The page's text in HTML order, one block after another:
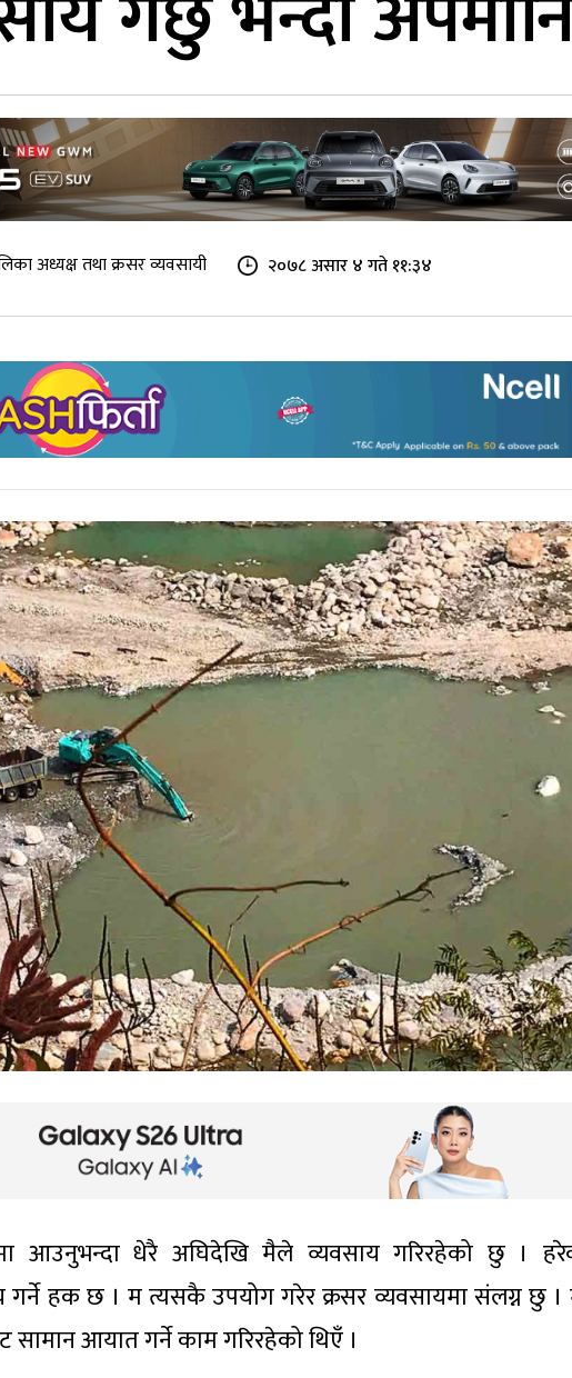
अध्यक्ष तथा क्रसर व्यवसायी २०७८ असार ४ गते ११:३४
आउनुभन्दा धेरै अघिदेखि मैले व्यवसाय गरिरहेको छु ।
गर्ने हक छ । म त्यसकै उपयोग गरेर क्रसर व्यवसायमा संलग्न छु
सामान आयात गर्ने काम गरिरहेको थिएँ ।